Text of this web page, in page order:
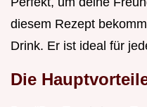
diesem Rezept
Drink. Er ist ideal für
Die